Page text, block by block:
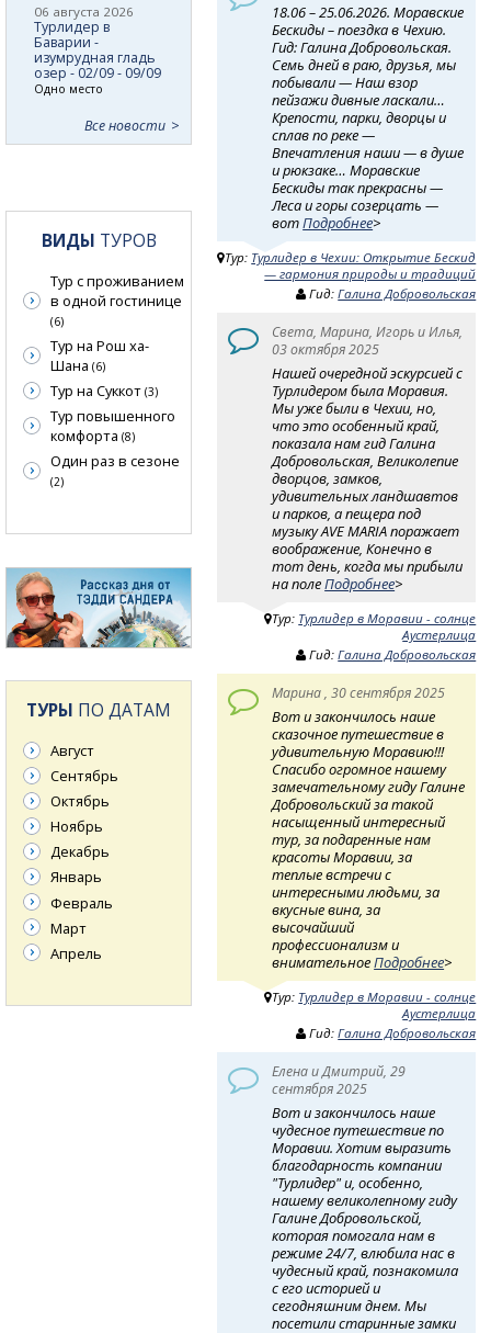
18.06 – 25.06.2026. Моравские
Бескиды – поездка в Чехию.
Гид: Галина Добровольская.
Семь дней в раю, друзья, мы
побывали — Наш взор
пейзажи дивные ласкали…
Крепости, парки, дворцы и
сплав по реке —
Впечатления наши — в душе
и рюкзаке… Моравские
Бескиды так прекрасны —
Леса и горы созерцать —
вотПодробнее>
Тур: Турлидер в Чехии: Открытие Бескид
— гармония природы и традиций
Гид:Галина Добровольская
Света, Марина, Игорь и Илья,
03 октября 2025
Нашей очередной эскурсией с
Турлидером была Моравия.
Мы уже были в Чехии, но,
что это особенный край,
показала нам гид Галина
Добровольская, Великолепие
дворцов, замков,
удивительных ландшавтов
и парков, а пещера под
музыку AVE MARIA поражает
воображение, Конечно в
тот день, когда мы прибыли
на полеПодробнее>
Тур: Турлидер в Моравии - солнце
Аустерлица
Гид:Галина Добровольская
Марина , 30 сентября 2025
Вот и закончилось наше
сказочное путешествие в
удивительную Моравию!!!
Спасибо огромное нашему
замечательному гиду Галине
Добровольский за такой
насыщенный интересный
тур, за подаренные нам
красоты Моравии, за
теплые встречи с
интересными людьми, за
вкусные вина, за
высочайший
профессионализм и
внимательноеПодробнее>
Тур: Турлидер в Моравии - солнце
Аустерлица
Гид:Галина Добровольская
Елена и Дмитрий, 29
сентября 2025
Вот и закончилось наше
чудесное путешествие по
Моравии. Хотим выразить
благодарность компании
"Турлидер" и, особенно,
нашему великолепному гиду
Галине Добровольской,
которая помогала нам в
режиме 24/7, влюбила нас в
чудесный край, познакомила
с его историей и
сегодняшним днем. Мы
посетили старинные замки
06 августа 2026
Турлидер в
Баварии -
изумрудная гладь
озер - 02/09 - 09/09
Одно место
Все новости
ВИДЫ ТУРОВ
Тур с проживанием
в одной гостинице
(6)
Тур на Рош ха-
Шана (6)
Тур на Суккот (3)
Тур повышенного
комфорта (8)
Один раз в сезоне
(2)
ТУРЫ ПО ДАТАМ
Август
Сентябрь
Октябрь
Ноябрь
Декабрь
Январь
Февраль
Март
Апрель